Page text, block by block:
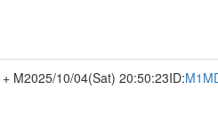
M2025/10/04(Sat) 20:50:23ID: